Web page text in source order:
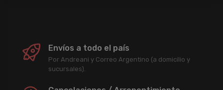
Envíos a todo el país
Por Andreani y Correo Argentino (a domicilio y
sucursales).